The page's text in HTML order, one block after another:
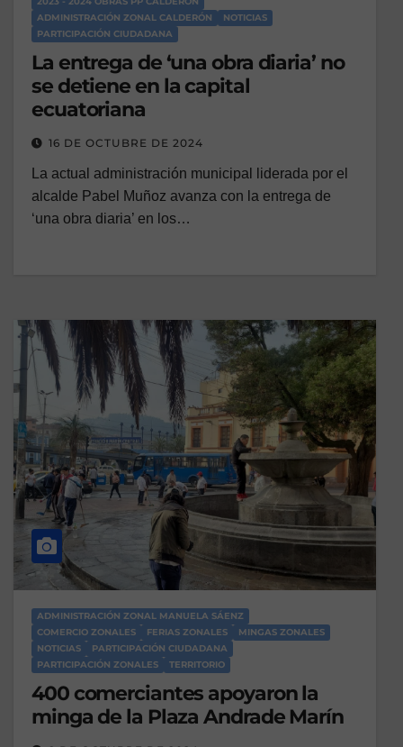
ADMINISTRACIÓN ZONAL CALDERÓN
NOTICIAS
PARTICIPACIÓN CIUDADANA
La entrega de ‘una obra diaria’ no
se detiene en la capital
ecuatoriana
16 DE OCTUBRE DE 2024
La actual administración municipal liderada por el
alcalde Pabel Muñoz avanza con la entrega de
‘una obra diaria’ en los…
ADMINISTRACIÓN ZONAL MANUELA SÁENZ
COMERCIO ZONALES
FERIAS ZONALES
MINGAS ZONALES
NOTICIAS
PARTICIPACIÓN CIUDADANA
PARTICIPACIÓN ZONALES
TERRITORIO
400 comerciantes apoyaron la
minga de la Plaza Andrade Marín